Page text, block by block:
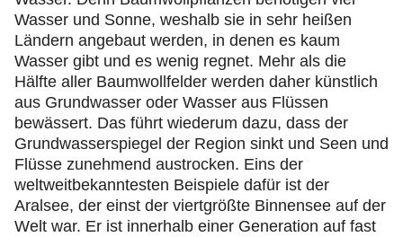
Wasser und Sonne, weshalb sie in sehr heißen
Ländern angebaut werden, in denen es kaum
Wasser gibt und es wenig regnet. Mehr als die
Hälfte aller Baumwollfelder werden daher künstlich
aus Grundwasser oder Wasser aus Flüssen
bewässert. Das führt wiederum dazu, dass der
Grundwasserspiegel der Region sinkt und Seen und
Flüsse zunehmend austrocken. Eins der
weltweitbekanntesten Beispiele dafür ist der
Aralsee, der einst der viertgrößte Binnensee auf der
Welt war. Er ist innerhalb einer Generation auf fast